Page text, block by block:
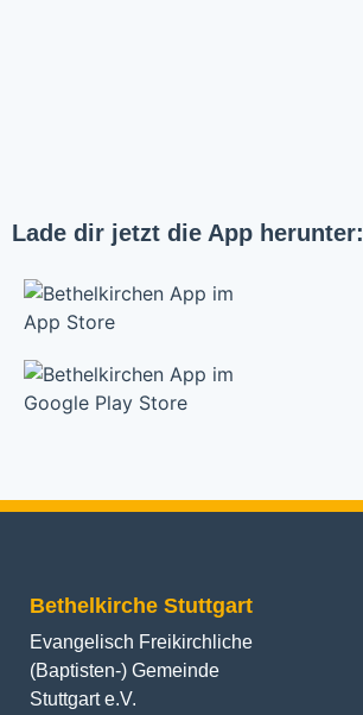
Lade dir jetzt die App herunter:
Bethelkirche Stuttgart
Evangelisch Freikirchliche
(Baptisten-) Gemeinde
Stuttgart e.V.